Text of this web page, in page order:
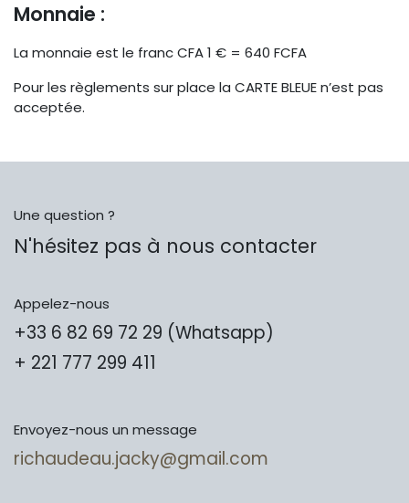
Monnaie :
La monnaie est le franc CFA 1 € = 640 FCFA
Pour les règlements sur place la CARTE BLEUE n’est pas
acceptée.
Une question ?
N'hésitez pas à nous contacter
Appelez-nous
+33 6 82 69 72 29 (Whatsapp)
+ 221 777 299 411
Envoyez-nous un message
richaudeau.jacky@gmail.com